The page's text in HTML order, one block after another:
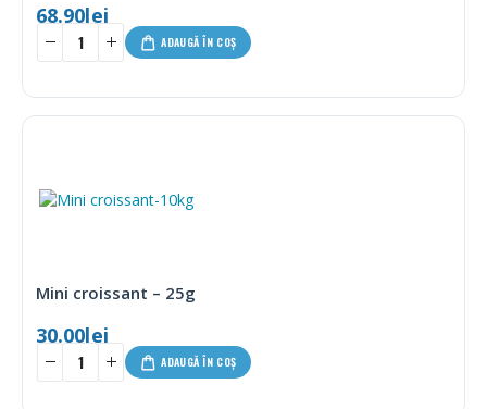
68.90lei
ADAUGĂ ÎN COȘ
Mini croissant – 25g
30.00lei
ADAUGĂ ÎN COȘ